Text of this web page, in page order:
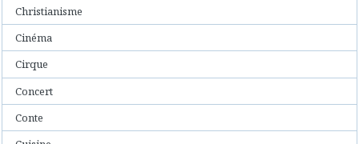
Christianisme
Cinéma
Cirque
Concert
Conte